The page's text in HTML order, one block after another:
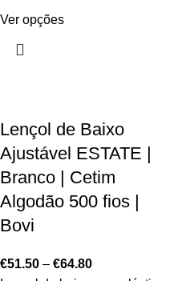
Ver opções
Lençol de Baixo
Ajustável ESTATE |
Branco | Cetim
Algodão 500 fios |
Bovi
€51.50 – €64.80